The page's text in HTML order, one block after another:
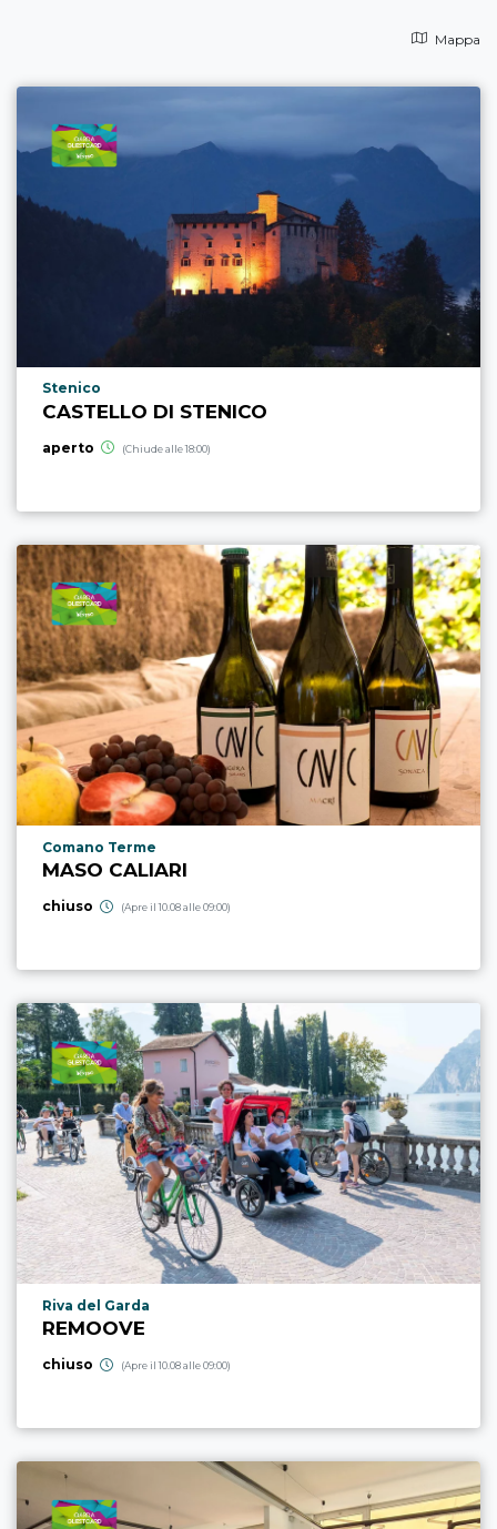
Mappa
Località punto di interesse
Stenico
CASTELLO DI STENICO
aperto (Chiude alle 18:00)
Località punto di interesse
Comano Terme
MASO CALIARI
chiuso (Apre il 10.08 alle 09:00)
Località punto di interesse
Riva del Garda
REMOOVE
chiuso (Apre il 10.08 alle 09:00)